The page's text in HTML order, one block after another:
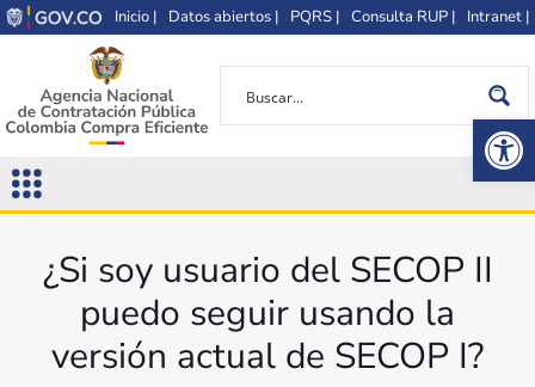
Inicio | Datos abiertos | PQRS | Consulta RUP | Intranet |
¿Si soy usuario del SECOP II
puedo seguir usando la
versión actual de SECOP I?